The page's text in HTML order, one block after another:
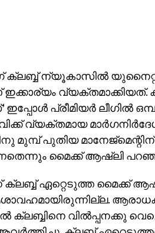
ക്ലബ്ബ് ന്യൂകാസില്‍
ഇപ്പോള്‍ പ്രീമിയര്‍ ലീഗില്‍
വ്യക്തമായ
പുതിയ
മൈക്ക് ആഷ്‌ലി
ക്ലബ്ബ് ഏറ്റെടുത്ത മൈക്ക്
വില്‍പ്പനക്കു